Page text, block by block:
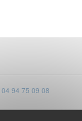
((opent in een nieuw
04 94 75 09 08